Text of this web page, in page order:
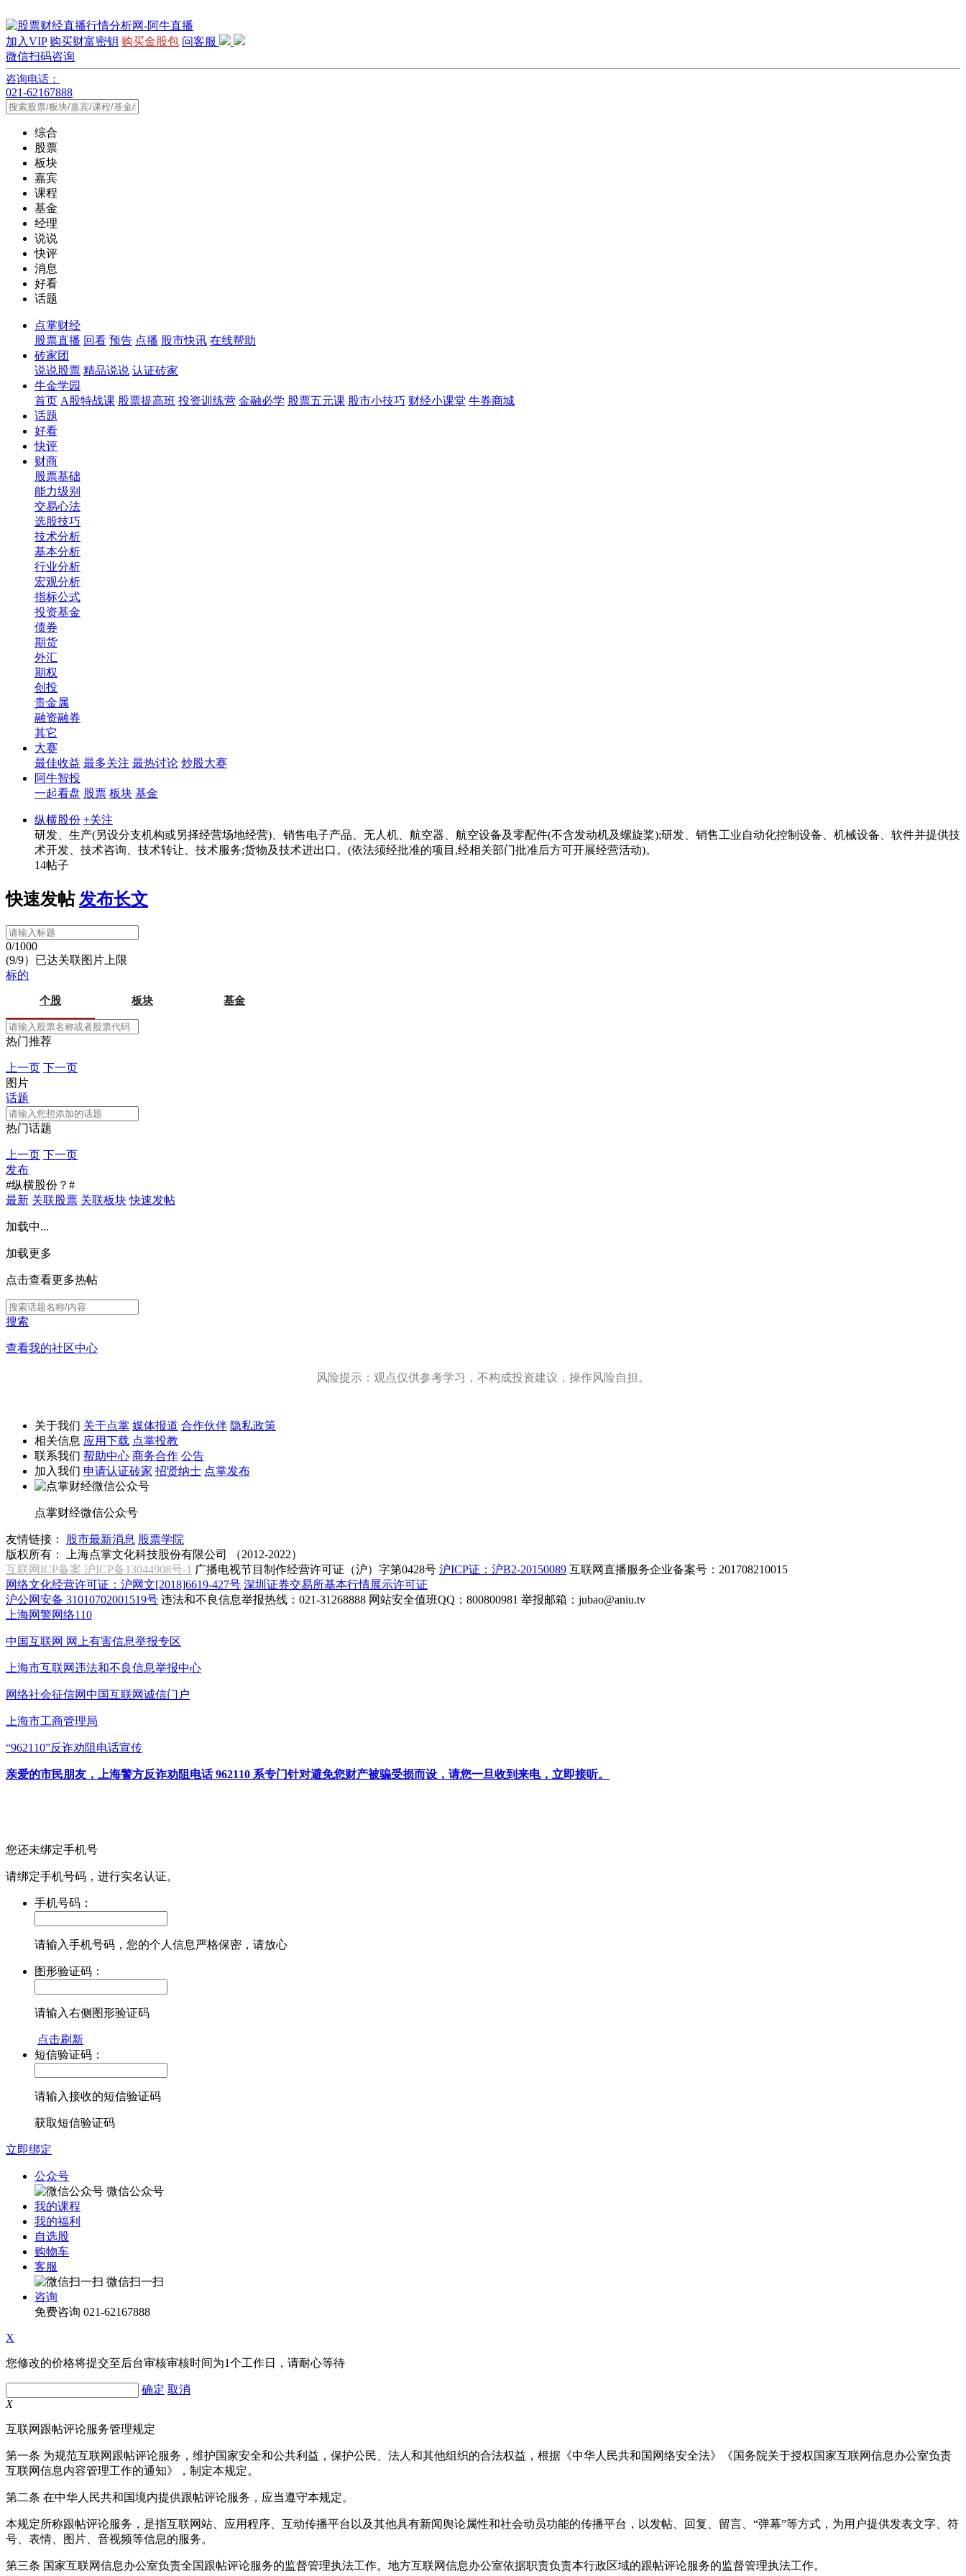
加入VIP 购买财富密钥 购买金股包 问客服
微信扫码咨询
咨询电话：
021-62167888
综合
股票
板块
嘉宾
课程
基金
经理
说说
快评
消息
好看
话题
点掌财经
股票直播 回看 预告 点播 股市快讯 在线帮助
砖家团
说说股票 精品说说 认证砖家
牛金学园
首页 A股特战课 股票提高班 投资训练营 金融必学 股票五元课 股市小技巧 财经小课堂 牛券商城
话题
好看
快评
财商
股票基础
能力级别
交易心法
选股技巧
技术分析
基本分析
行业分析
宏观分析
指标公式
投资基金
债券
期货
外汇
期权
创投
贵金属
融资融券
其它
大赛
最佳收益 最多关注 最热讨论 炒股大赛
阿牛智投
一起看盘 股票 板块 基金
纵横股份 +关注
研发、生产(另设分支机构或另择经营场地经营)、销售电子产品、无人机、航空器、航空设备及零配件(不含发动机及螺旋桨);研发、销售工业自动化控制设备、机械设备、软件并提供技
术开发、技术咨询、技术转让、技术服务;货物及技术进出口。(依法须经批准的项目,经相关部门批准后方可开展经营活动)。
14帖子
快速发帖 发布长文
0/1000
(9/9）已达关联图片上限
标的
个股 板块 基金
热门推荐
上一页 下一页
图片
话题
热门话题
上一页 下一页
发布
#纵横股份？#
最新 关联股票 关联板块 快速发帖
加载中...
加载更多
点击查看更多热帖
搜索
查看我的社区中心
风险提示：观点仅供参考学习，不构成投资建议，操作风险自担。
关于我们 关于点掌 媒体报道 合作伙伴 隐私政策
相关信息 应用下载 点掌投教
联系我们 帮助中心 商务合作 公告
加入我们 申请认证砖家 招贤纳士 点掌发布
点掌财经微信公众号
友情链接： 股市最新消息 股票学院
版权所有：
上海点掌文化科技股份有限公司 （2012-2022）
互联网ICP备案 沪ICP备13044908号-1 广播电视节目制作经营许可证（沪）字第0428号 沪ICP证：沪B2-20150089 互联网直播服务企业备案号：201708210015
网络文化经营许可证：沪网文[2018]6619-427号 深圳证券交易所基本行情展示许可证
沪公网安备 31010702001519号 违法和不良信息举报热线：021-31268888 网站安全值班QQ：800800981 举报邮箱： jubao@aniu.tv
上海网警网络110
中国互联网 网上有害信息举报专区
上海市互联网违法和不良信息举报中心
网络社会征信网中国互联网诚信门户
上海市工商管理局
“962110”反诈劝阻电话宣传
亲爱的市民朋友，上海警方反诈劝阻电话 962110 系专门针对避免您财产被骗受损而设，请您一旦收到来电，立即接听。
您还未绑定手机号
请绑定手机号码，进行实名认证。
手机号码：
请输入手机号码，您的个人信息严格保密，请放心
图形验证码：
请输入右侧图形验证码
点击刷新
短信验证码：
请输入接收的短信验证码
获取短信验证码
立即绑定
公众号
微信公众号
我的课程
我的福利
自选股
购物车
客服
微信扫一扫
咨询
免费咨询 021-62167888
X
您修改的价格将提交至后台审核审核时间为1个工作日，请耐心等待
确定 取消
X
互联网跟帖评论服务管理规定
第一条 为规范互联网跟帖评论服务，维护国家安全和公共利益，保护公民、法人和其他组织的合法权益，根据《中华人民共和国网络安全法》《国务院关于授权国家互联网信息办公室负责
互联网信息内容管理工作的通知》，制定本规定。
第二条 在中华人民共和国境内提供跟帖评论服务，应当遵守本规定。
本规定所称跟帖评论服务，是指互联网站、应用程序、互动传播平台以及其他具有新闻舆论属性和社会动员功能的传播平台，以发帖、回复、留言、“弹幕”等方式，为用户提供发表文字、符
号、表情、图片、音视频等信息的服务。
第三条 国家互联网信息办公室负责全国跟帖评论服务的监督管理执法工作。地方互联网信息办公室依据职责负责本行政区域的跟帖评论服务的监督管理执法工作。